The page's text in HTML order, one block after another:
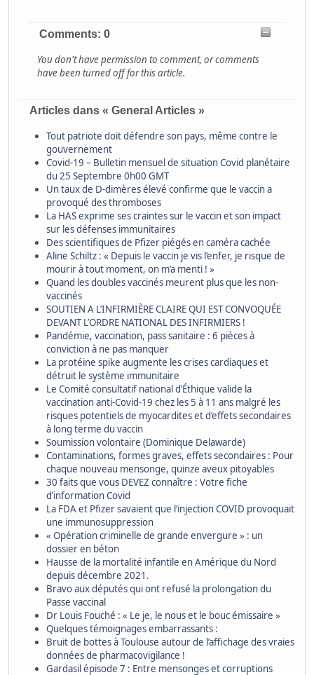
Comments: 0
You don't have permission to comment, or comments
have been turned off for this article.
Articles dans « General Articles »
Tout patriote doit défendre son pays, même contre le
gouvernement
Covid-19 – Bulletin mensuel de situation Covid planétaire
du 25 Septembre 0h00 GMT
Un taux de D-dimères élevé confirme que le vaccin a
provoqué des thromboses
La HAS exprime ses craintes sur le vaccin et son impact
sur les défenses immunitaires
Des scientifiques de Pfizer piégés en caméra cachée
Aline Schiltz : « Depuis le vaccin je vis l’enfer, je risque de
mourir à tout moment, on m’a menti ! »
Quand les doubles vaccinés meurent plus que les non-
vaccinés
SOUTIEN A L’INFIRMIÈRE CLAIRE QUI EST CONVOQUÉE
DEVANT L’ORDRE NATIONAL DES INFIRMIERS !
Pandémie, vaccination, pass sanitaire : 6 pièces à
conviction à ne pas manquer
La protéine spike augmente les crises cardiaques et
détruit le système immunitaire
Le Comité consultatif national d’Éthique valide la
vaccination anti-Covid-19 chez les 5 à 11 ans malgré les
risques potentiels de myocardites et d’effets secondaires
à long terme du vaccin
Soumission volontaire (Dominique Delawarde)
Contaminations, formes graves, effets secondaires : Pour
chaque nouveau mensonge, quinze aveux pitoyables
30 faits que vous DEVEZ connaître : Votre fiche
d’information Covid
La FDA et Pfizer savaient que l’injection COVID provoquait
une immunosuppression
« Opération criminelle de grande envergure » : un
dossier en béton
Hausse de la mortalité infantile en Amérique du Nord
depuis décembre 2021.
Bravo aux députés qui ont refusé la prolongation du
Passe vaccinal
Dr Louis Fouché : « Le je, le nous et le bouc émissaire »
Quelques témoignages embarrassants :
Bruit de bottes à Toulouse autour de l’affichage des vraies
données de pharmacovigilance !
Gardasil épisode 7 : Entre mensonges et corruptions